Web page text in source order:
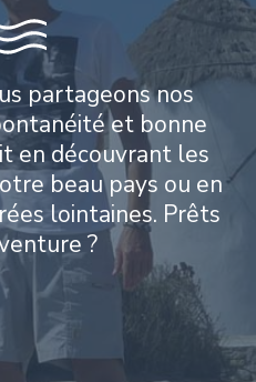
partageons nos
et bonne
en découvrant les
beau pays ou en
lointaines. Prêts
?